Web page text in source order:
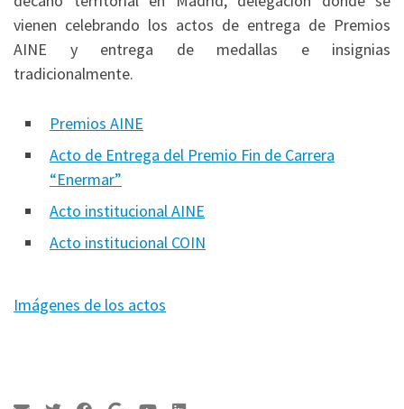
vienen celebrando los actos de entrega de Premios
AINE y entrega de medallas e insignias
tradicionalmente.
Premios AINE
Acto de Entrega del Premio Fin de Carrera
“Enermar”
Acto institucional AINE
Acto institucional COIN
Imágenes de los actos